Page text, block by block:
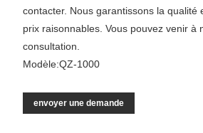
contacter. Nous garantissons la qualité
prix raisonnables. Vous pouvez venir à
consultation.
Modèle:QZ-1000
envoyer une demande